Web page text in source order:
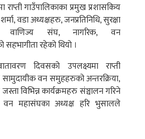
राप्ती गाउँपालिकाका प्रमुख प्रशासकिय
वडा अध्यक्षहरु, जनप्रतिनिधि, सुरक्षा
वाणिज्य संघ, नागरिक, वन
सहभागीता रहेको थियो ।
दिवसको उपलक्ष्यमा राप्ती
सामुदायीक वन समुहहरुको अन्तरक्रिया,
विभिन्न कार्यक्रमहरु संञ्चालन गरिने
वन महासंघका अध्यक्ष हरि भुसालले